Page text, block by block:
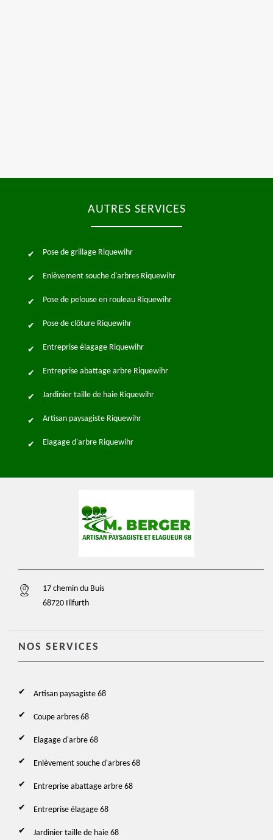
AUTRES SERVICES
Pose de grillage Riquewihr
Enlèvement souche d'arbres Riquewihr
Pose de pelouse en rouleau Riquewihr
Pose de clôture Riquewihr
Entreprise élagage Riquewihr
Entreprise abattage arbre Riquewihr
Jardinier taille de haie Riquewihr
Artisan paysagiste Riquewihr
Elagage d'arbre Riquewihr
17 chemin du Buis
68720 Illfurth
NOS SERVICES
Artisan paysagiste 68
Coupe arbres 68
Elagage d'arbre 68
Enlèvement souche d'arbres 68
Entreprise abattage arbre 68
Entreprise élagage 68
Jardinier taille de haie 68